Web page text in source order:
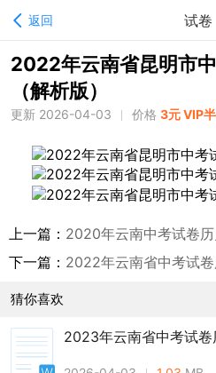
返回 试卷
2022年云南省昆明市
（解析版）
更新 2026-04-03 价格 3元 VIP
上一篇： 2020年云南中考试卷历
下一篇： 2022年云南省中考试卷
猜你喜欢
2023年云南省中考试卷